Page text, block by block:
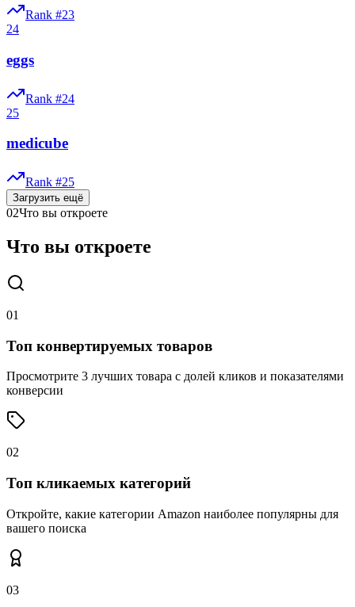
Rank #23
24
eggs
Rank #24
25
medicube
Rank #25
Загрузить ещё
02Что вы откроете
Что вы откроете
01
Топ конвертируемых товаров
Просмотрите 3 лучших товара с долей кликов и показателями
конверсии
02
Топ кликаемых категорий
Откройте, какие категории Amazon наиболее популярны для
вашего поиска
03